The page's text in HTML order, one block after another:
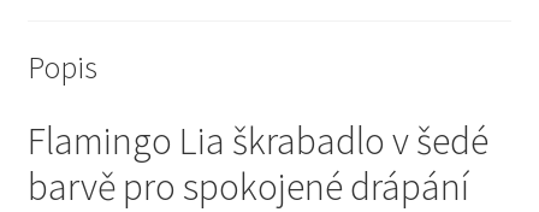
Škrabadla pro kočky
Veterinární dieta pro kočky
Vše pro psy — Krmivo, doplňky, vybavení
Popis
Flamingo Lia škrabadlo v šedé
barvě pro spokojené drápání